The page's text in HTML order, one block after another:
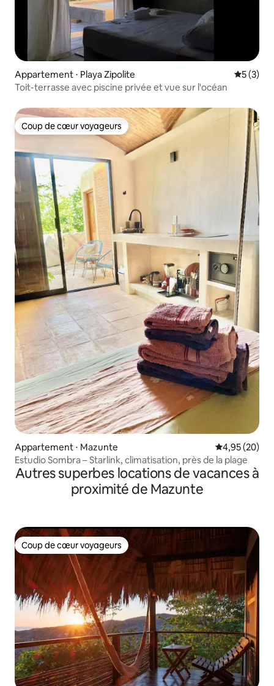
Appartement ⋅ Playa Zipolite
5 (3)
Toit-terrasse avec piscine privée et vue sur l'océan
Coup de cœur voyageurs
Coup de cœur voyageurs
Appartement ⋅ Mazunte Évaluation
4,95 (20)
Estudio Sombra – Starlink, climatisation, près de la plage
Autres superbes locations de vacances à
proximité de Mazunte
Coup de cœur voyageurs
Coup de cœur voyageurs